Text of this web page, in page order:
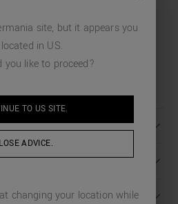
ausgeschlossen
site, but it appears you
in US.
you like to proceed?
TO US SITE.
ADVICE.
changing your location while